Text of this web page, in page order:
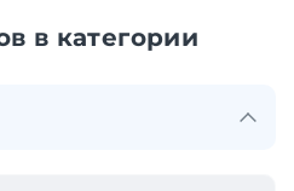
в категории